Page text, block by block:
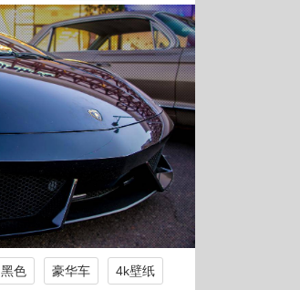
黑色 豪华车
4k壁纸